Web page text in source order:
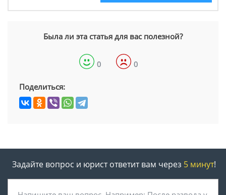
Была ли эта статья для вас полезной?
0 0
Поделиться:
Задайте вопрос и юрист ответит вам через 5 минут!